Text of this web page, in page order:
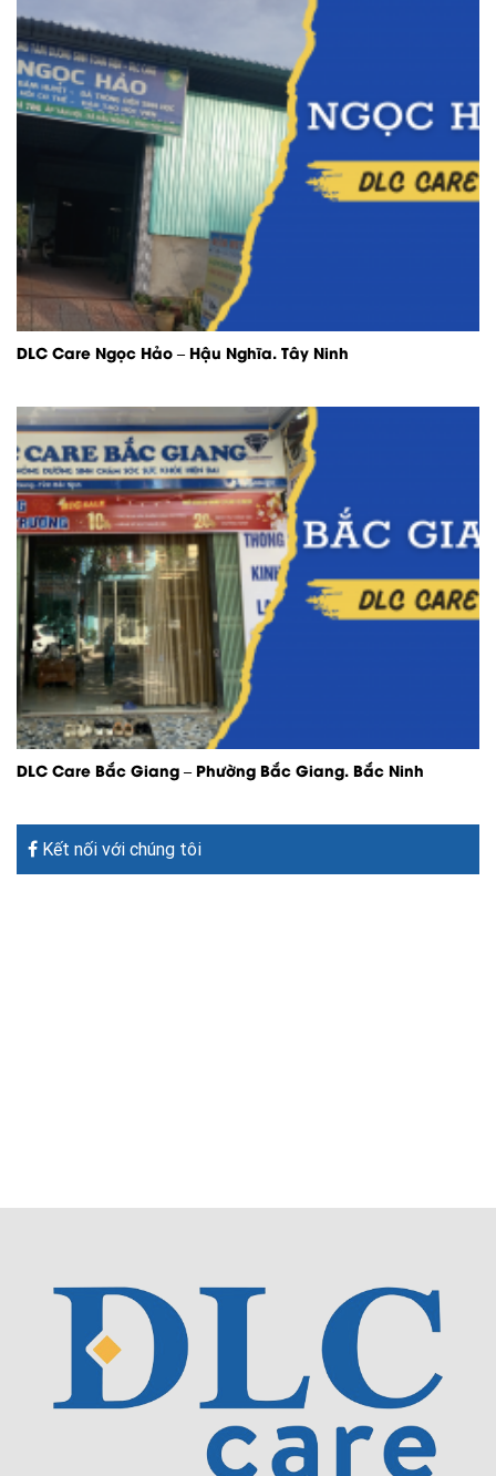
DLC Care Ngọc Hảo – Hậu Nghĩa. Tây Ninh
DLC Care Bắc Giang – Phường Bắc Giang. Bắc Ninh
Kết nối với chúng tôi